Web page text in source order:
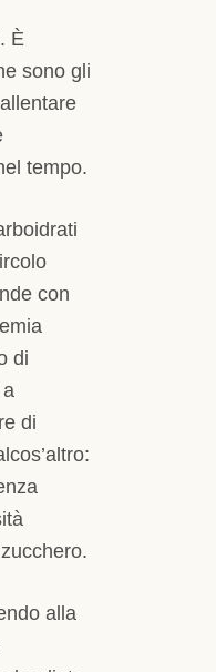
È
sono gli
tempo.
con
di
di
alla